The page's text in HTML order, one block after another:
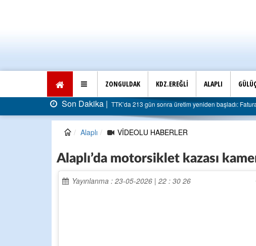
ZONGULDAK KDZ.EREĞLİ ALAPLI
Son Dakika | TTK’da 213 gün sonra üretim yeniden başladı:
Alaplı VİDEOLU HABERLER
Alaplı’da motorsiklet kazası
Yayınlanma : 23-05-2026 | 22 : 30 26